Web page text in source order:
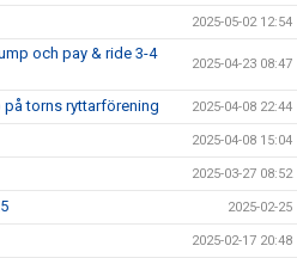
2025-05-02 12:54
och pay & ride 3-4
2025-04-23 08:47
torns ryttarförening 2025-04-08 22:44
2025-04-08 15:04
2025-03-27 08:52
2025-02-25
2025-02-17 20:48